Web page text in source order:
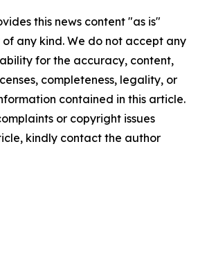
this news content "as is"
any kind. We do not accept any
for the accuracy, content,
completeness, legality, or
contained in this article.
or copyright issues
kindly contact the author